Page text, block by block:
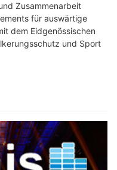
Zusammenarbeit
für auswärtige
dem Eidgenössischen
und Sport